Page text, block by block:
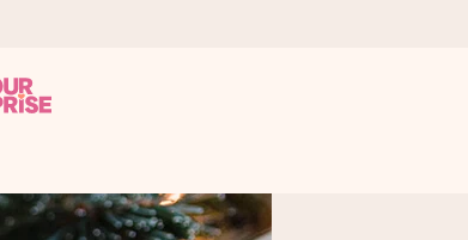
Zeitpunkt überreichen kannst, wenn es am meisten